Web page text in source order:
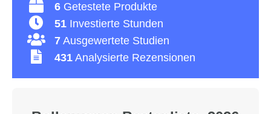
6 Getestete Produkte
51 Investierte Stunden
7 Ausgewertete Studien
431 Analysierte Rezensionen